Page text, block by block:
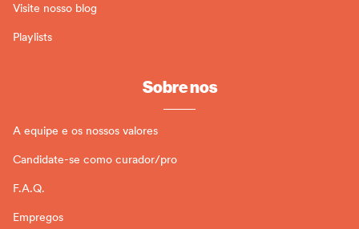
Visite nosso blog
Playlists
Sobre nos
A equipe e os nossos valores
Candidate-se como curador/pro
F.A.Q.
Empregos